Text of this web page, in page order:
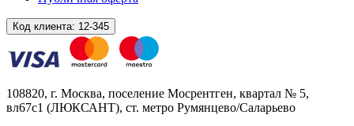
Код клиента: 12-345
108820, г. Москва, поселение Мосрентген, квартал № 5,
вл67с1 (ЛЮКСАНТ), ст. метро Румянцево/Саларьево